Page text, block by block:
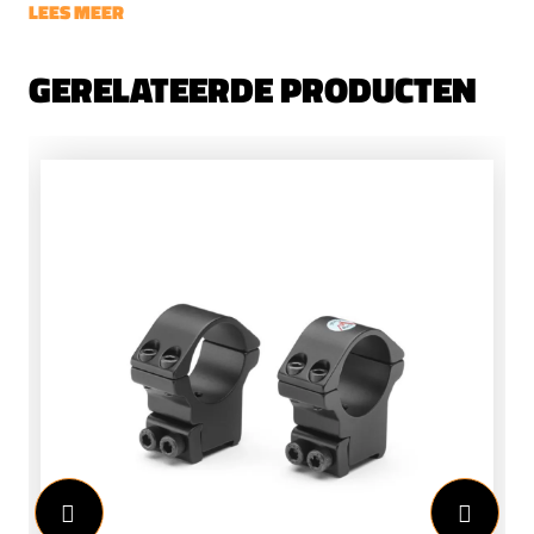
LEES MEER
GERELATEERDE PRODUCTEN